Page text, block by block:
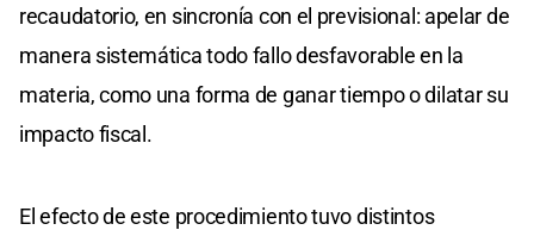
recaudatorio, en sincronía con el previsional: apelar de
manera sistemática todo fallo desfavorable en la
materia, como una forma de ganar tiempo o dilatar su
impacto fiscal.
El efecto de este procedimiento tuvo distintos